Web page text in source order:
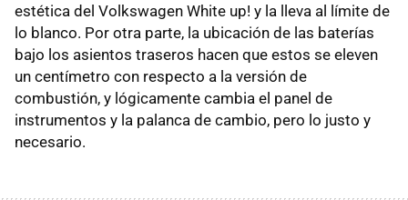
estética del Volkswagen White up! y la lleva al límite de
lo blanco. Por otra parte, la ubicación de las baterías
bajo los asientos traseros hacen que estos se eleven
un centímetro con respecto a la versión de
combustión, y lógicamente cambia el panel de
instrumentos y la palanca de cambio, pero lo justo y
necesario.